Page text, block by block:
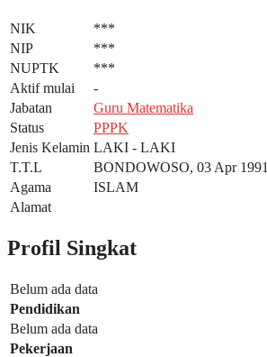
NIK
***
NIP
***
NUPTK
***
Aktif mulai
-
Jabatan
Guru Matematika
Status
PPPK
Jenis Kelamin LAKI - LAKI
T.T.L
BONDOWOSO, 03 Apr 1991
Agama
ISLAM
Alamat
Profil Singkat
Belum ada data
Pendidikan
Belum ada data
Pekerjaan